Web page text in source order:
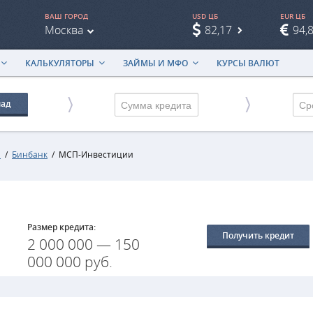
КАЛЬКУЛЯТОРЫ ЗАЙМЫ И МФО КУРСЫ ВАЛЮТ
ВАШ ГОРОД
Москва
USD ЦБ
82,17
EUR ЦБ
/ Бинбанк / МСП-Инвестиции
Размер кредита:
2 000 000 — 150
000 000 руб.
Получить кредит